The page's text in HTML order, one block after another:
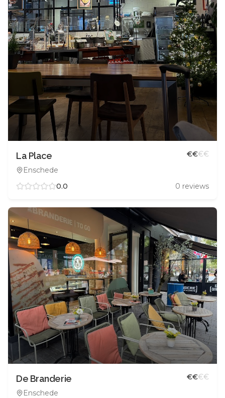
La Place
Enschede
€€€€
0.0 0 reviews
De Branderie
Enschede
€€€€